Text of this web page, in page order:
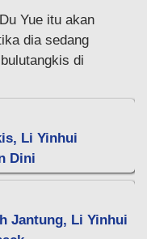
Yue itu akan
dia sedang
di
Li Yinhui
Dini
Jantung, Li Yinhui